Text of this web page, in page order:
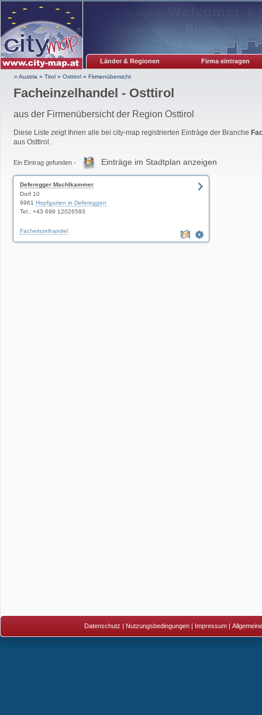
Länder & Regionen Firma eintragen
» Austria » Tirol » Osttirol » Firmenübersicht
Facheinzelhandel - Osttirol
aus der Firmenübersicht der Region Osttirol
Diese Liste zeigt Ihnen alle bei city-map registrierten Einträge der Branche
aus Osttirol.
Ein Eintrag gefunden - Einträge im Stadtplan anzeigen
Deferegger Machlkammer
Dorf 10
9961 Hopfgarten in Defereggen
Tel.: +43 699 12026593
Facheinzelhandel
Datenschutz | Nutzungsbedingungen| Impressum|